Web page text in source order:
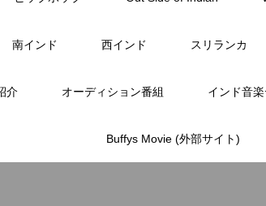
南インド 西インド スリランカ
介 オーディション番組 インド音
Buffys Movie (外部サイト)